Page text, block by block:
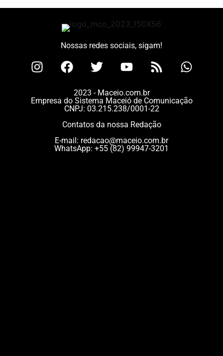
Nossas redes sociais, sigam!
2023 - Maceio.com.br
Empresa do Sistema Maceió de Comunicação
CNPJ: 03.215.238/0001-22
Contatos da nossa Redação
E-mail: redacao@maceio.com.br
WhatsApp: +55 (82) 99947-3201